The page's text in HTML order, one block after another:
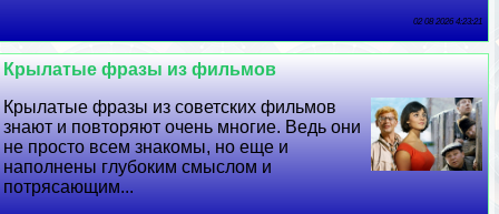
02 08 2026 4:23:21
Крылатые фразы из фильмов
Крылатые фразы из советских фильмов
знают и повторяют очень многие. Ведь они
не просто всем знакомы, но еще и
наполнены глубоким смыслом и
потрясающим...